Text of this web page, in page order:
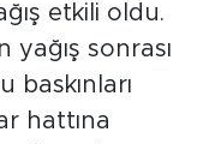
etkili oldu.
yağış sonrası
baskınları
hattına